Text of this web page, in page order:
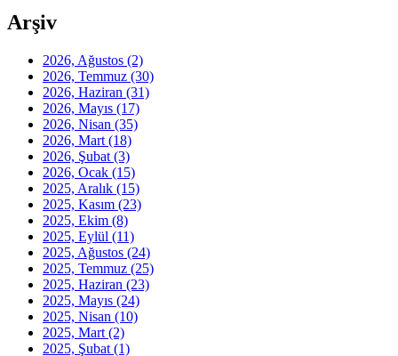
Arşiv
2026, Ağustos (2)
2026, Temmuz (30)
2026, Haziran (31)
2026, Mayıs (17)
2026, Nisan (35)
2026, Mart (18)
2026, Şubat (3)
2026, Ocak (15)
2025, Aralık (15)
2025, Kasım (23)
2025, Ekim (8)
2025, Eylül (11)
2025, Ağustos (24)
2025, Temmuz (25)
2025, Haziran (23)
2025, Mayıs (24)
2025, Nisan (10)
2025, Mart (2)
2025, Şubat (1)